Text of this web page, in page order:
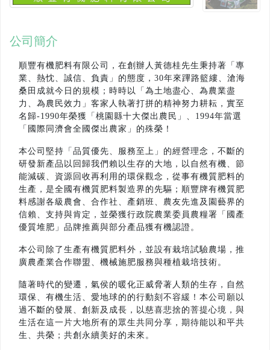
公司簡介
順豐有機肥料有限公司，在創辦人黃德桂先生秉持著「專
業、熱忱、誠信、負責」的態度，30年來蹕路籃縷、滄海
桑田成就今日的規模；時時以「為土地盡心、為農業盡
力、為農民效力」客家人執著打拼的精神努力耕耘，實至
名歸-1990年榮獲「桃園縣十大傑出農民」、1994年當選
「國際同濟會全國傑出農家」的殊榮！
本公司堅持「品質優先、服務至上」的經營理念，不斷的
研發新產品以回歸我們賴以生存的大地，以自然有機、節
能減碳、資源回收再利用的環保觀念，從事有機質肥料的
生產，是全國有機質肥料製造界的先驅；順豐牌有機質肥
料感謝各級農會、合作社、產銷班、農友先進及園藝界的
信賴、支持與肯定，並榮獲行政院農業委員農糧署「國產
優質堆肥」品牌推薦與部分產品獲有機認證。
本公司除了生產有機質肥料外，並設有栽培試驗農場，推
廣農產業合作聯盟、機械施肥服務與種植栽培技術。
隨著時代的變遷，氣侯的暖化正威脅著人類的生存，自然
環保、有機生活、愛地球的的行動刻不容緩！本公司願以
過不斷的發展、創新及成長，以慈喜悲捨的菩提心境，與
生活在這一片大地所有的眾生共同分享，期待能以和平共
生、共榮；共創永續美好的未來。